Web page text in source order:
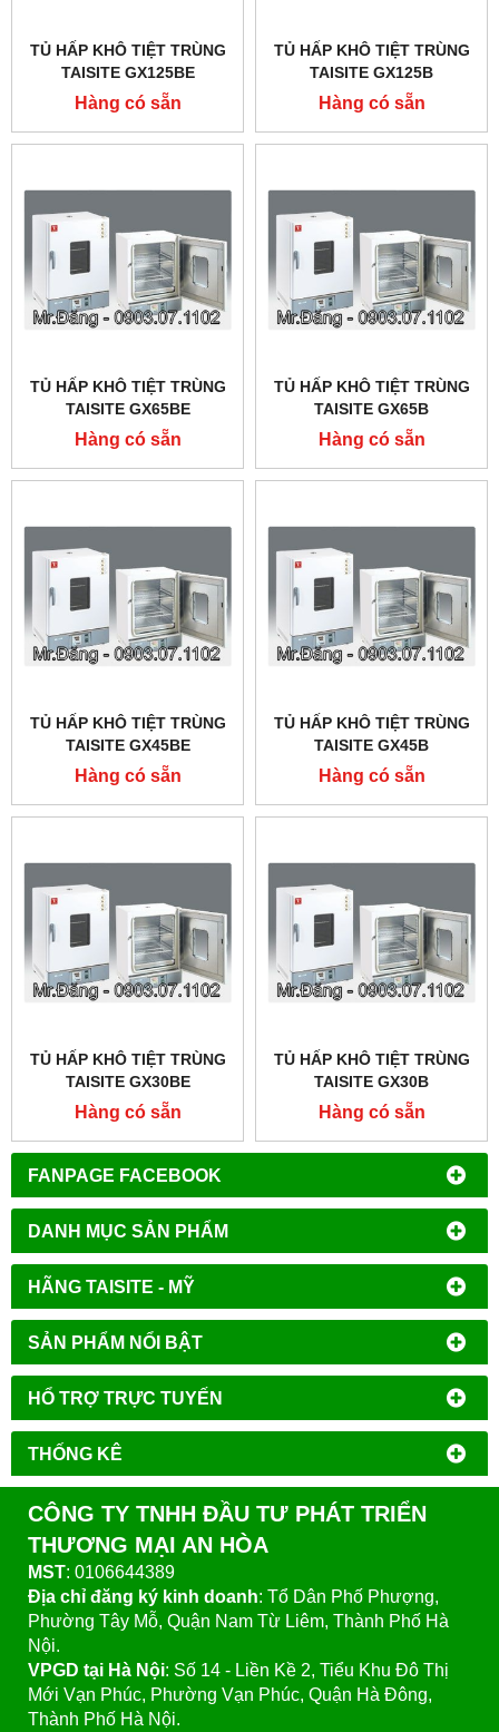
FANPAGE FACEBOOK
DANH MỤC SẢN PHẨM
HÃNG TAISITE - MỸ
SẢN PHẨM NỔI BẬT
HỔ TRỢ TRỰC TUYẾN
THỐNG KÊ
TỦ HẤP KHÔ TIỆT TRÙNG
TAISITE GX125BE
Hàng có sẵn
TỦ HẤP KHÔ TIỆT TRÙNG
TAISITE GX125B
Hàng có sẵn
TỦ HẤP KHÔ TIỆT TRÙNG
TAISITE GX65BE
Hàng có sẵn
TỦ HẤP KHÔ TIỆT TRÙNG
TAISITE GX65B
Hàng có sẵn
TỦ HẤP KHÔ TIỆT TRÙNG
TAISITE GX45BE
Hàng có sẵn
TỦ HẤP KHÔ TIỆT TRÙNG
TAISITE GX45B
Hàng có sẵn
TỦ HẤP KHÔ TIỆT TRÙNG
TAISITE GX30BE
Hàng có sẵn
TỦ HẤP KHÔ TIỆT TRÙNG
TAISITE GX30B
Hàng có sẵn
CÔNG TY TNHH ĐẦU TƯ PHÁT TRIỂN
THƯƠNG MẠI AN HÒA
MST: 0106644389
Địa chỉ đăng ký kinh doanh: Tổ Dân Phố Phượng,
Phường Tây Mỗ, Quận Nam Từ Liêm, Thành Phố Hà
Nội.
VPGD tại Hà Nội: Số 14 - Liền Kề 2, Tiểu Khu Đô Thị
Mới Vạn Phúc, Phường Vạn Phúc, Quận Hà Đông,
Thành Phố Hà Nội.